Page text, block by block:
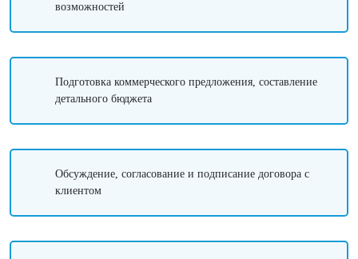
возможностей
Подготовка коммерческого предложения, составление
детального бюджета
Обсуждение, согласование и подписание договора с
клиентом